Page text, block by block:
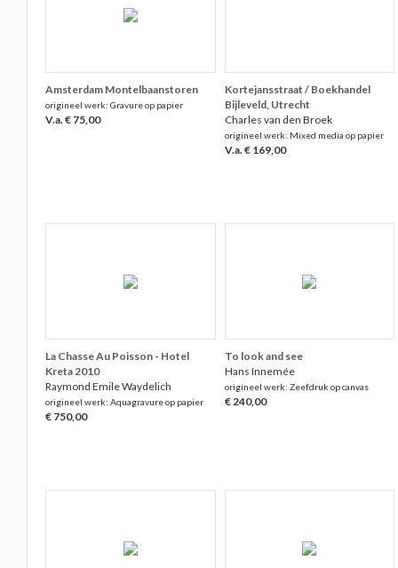
Amsterdam Montelbaanstoren
origineel werk: Gravure op papier
V.a. € 75,00
Kortejansstraat / Boekhandel
Bijleveld, Utrecht
Charles van den Broek
origineel werk: Mixed media op papier
V.a. € 169,00
La Chasse Au Poisson - Hotel
Kreta 2010
Raymond Emile Waydelich
origineel werk: Aquagravure op papier
€ 750,00
To look and see
Hans Innemée
origineel werk: Zeefdruk op canvas
€ 240,00